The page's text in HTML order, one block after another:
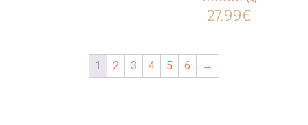
Note
4.75
sur 5
27.99€
1 2 3 4 5 6 →